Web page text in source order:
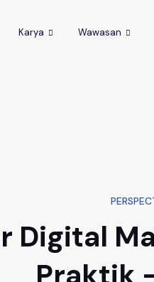
Karya Wawasan
Digital